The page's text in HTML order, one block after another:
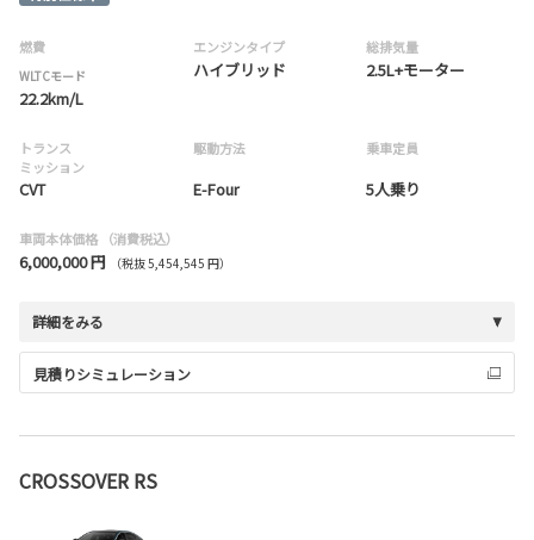
燃費
WLTCモード
22.2km/L
エンジンタイプ
ハイブリッド
総排気量
2.5L+モーター
トランス
ミッション
CVT
駆動方法
E-Four
乗車定員
5人乗り
車両本体価格 （消費税込）
6,000,000 円 （税抜 5,454,545 円）
詳細をみる
見積りシミュレーション
CROSSOVER RS